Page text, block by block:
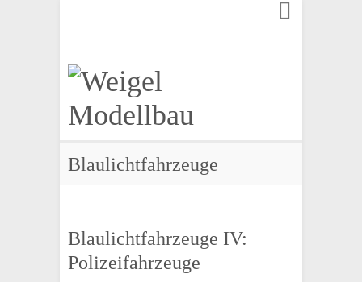
Blaulichtfahrzeuge
Blaulichtfahrzeuge IV:
Polizeifahrzeuge